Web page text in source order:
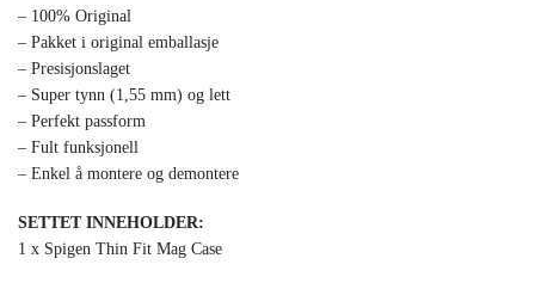
– 100% Original
– Pakket i original emballasje
– Presisjonslaget
– Super tynn (1,55 mm) og lett
– Perfekt passform
– Fult funksjonell
– Enkel å montere og demontere
SETTET INNEHOLDER:
1 x Spigen Thin Fit Mag Case